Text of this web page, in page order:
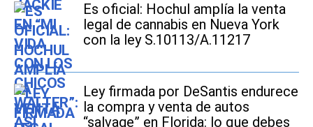
Es oficial: Hochul amplía la venta
legal de cannabis en Nueva York
con la ley S.10113/A.11217
Ley firmada por DeSantis endurece
la compra y venta de autos
“salvage” en Florida: lo que debes